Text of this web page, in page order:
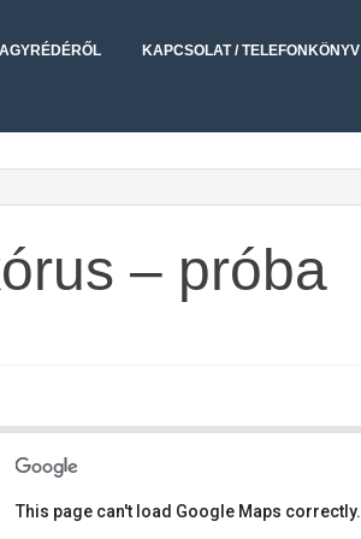
KAPCSOLAT / TELEFONKÖNYV
– próba
Művelődési ház
This page can't load Google Maps correctly.